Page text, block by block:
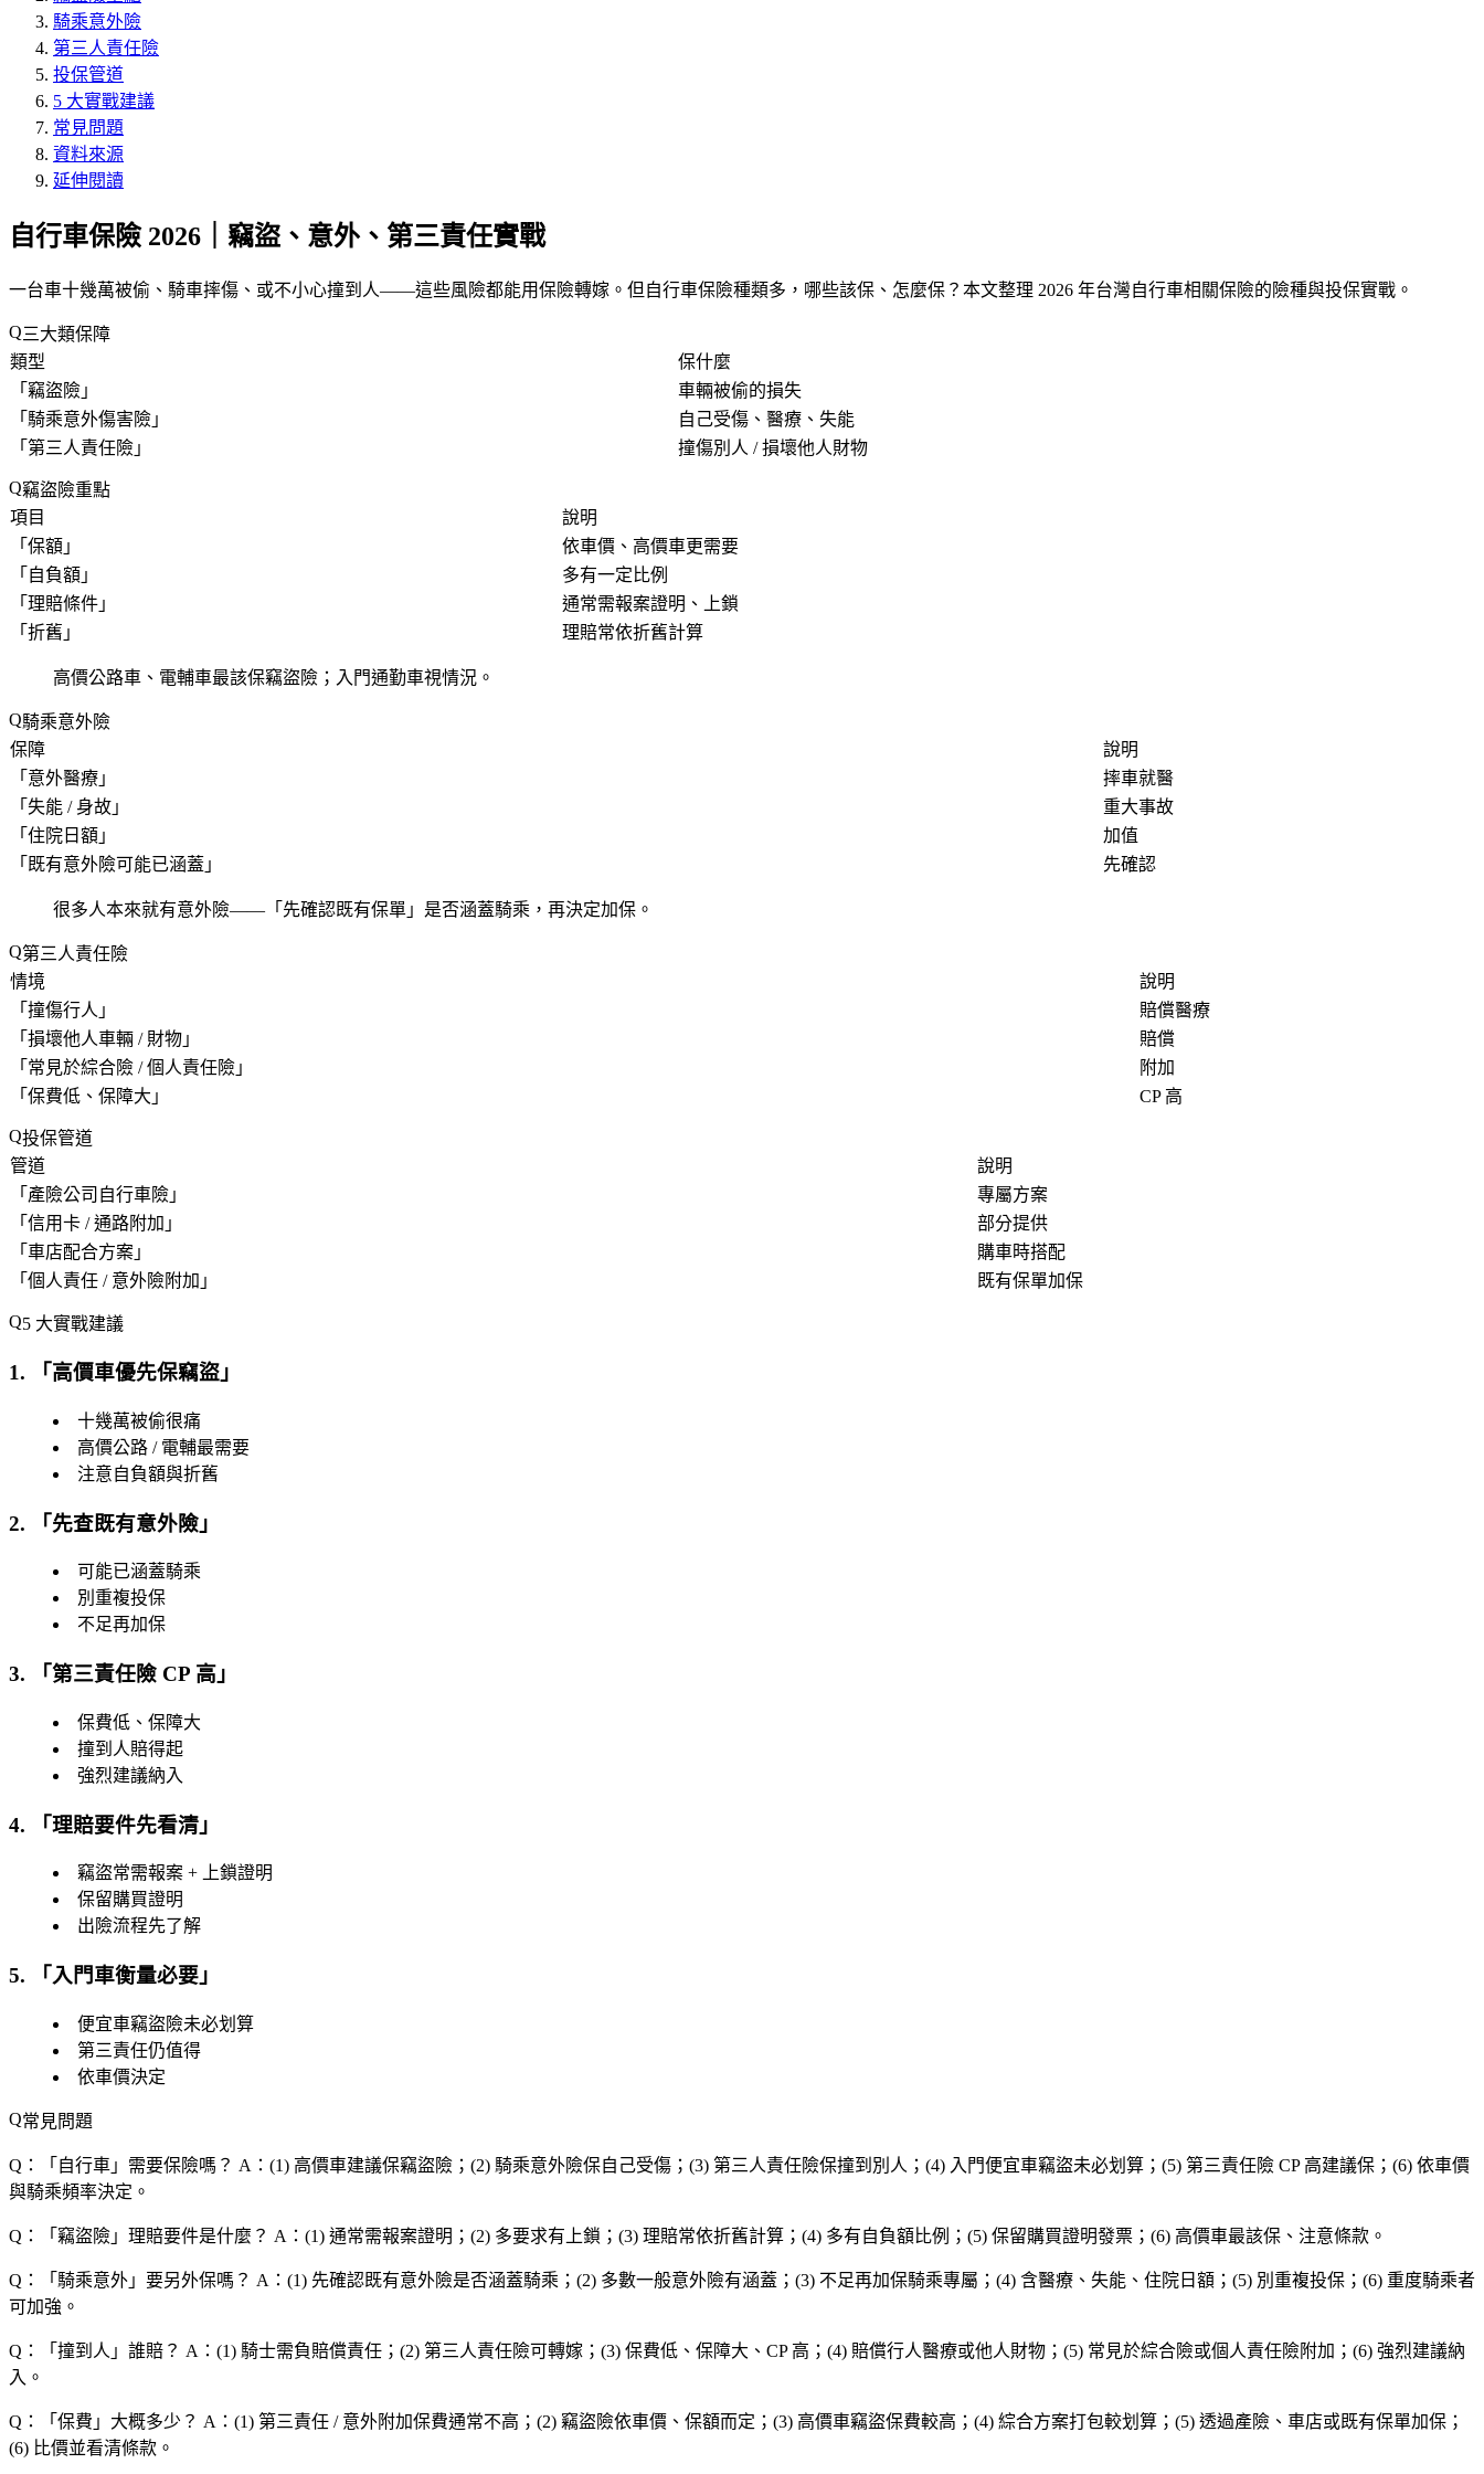
騎乘意外險
第三人責任險
投保管道
5 大實戰建議
常見問題
資料來源
延伸閱讀
自行車保險 2026｜竊盜、意外、第三責任實戰
一台車十幾萬被偷、騎車摔傷、或不小心撞到人——這些風險都能用保險轉嫁。但自行車保險種類多，哪些該保、怎麼保？本文整理 2026 年台灣自行車相關保險的險種與投保實戰。
三大類保障
類型
保什麼
「 竊盜險 」
車輛被偷的損失
「 騎乘意外傷害險 」
自己受傷、醫療、失能
「 第三人責任險 」 撞傷別人 / 損壞他人財物
竊盜險重點
項目
說明
「 保額 」
依車價、高價車更需要
「 自負額 」
多有一定比例
「 理賠條件 」
通常需報案證明、上鎖
「 折舊 」 理賠常依折舊計算
高價公路車、電輔車最該保竊盜險；入門通勤車視情況。
騎乘意外險
保障
說明
「 意外醫療 」
摔車就醫
「 失能 / 身故 」
重大事故
「 住院日額 」
加值
「 既有意外險可能已涵蓋 」 先確認
很多人本來就有意外險——「 先確認既有保單 」是否涵蓋騎乘，再決定加保。
第三人責任險
情境
說明
「 撞傷行人 」
賠償醫療
「 損壞他人車輛 / 財物 」
賠償
「 常見於綜合險 / 個人責任險 」
附加
「 保費低、保障大 」 CP 高
投保管道
管道
說明
「 產險公司自行車險 」
專屬方案
「 信用卡 / 通路附加 」
部分提供
「 車店配合方案 」
購車時搭配
「 個人責任 / 意外險附加 」 既有保單加保
5 大實戰建議
1. 「 高價車優先保竊盜 」
十幾萬被偷很痛
高價公路 / 電輔最需要
注意自負額與折舊
2. 「先查既有意外險 」
可能已涵蓋騎乘
別重複投保
不足再加保
3. 「第三責任險 CP 高 」
保費低、保障大
撞到人賠得起
強烈建議納入
4. 「理賠要件先看清 」
竊盜常需報案 + 上鎖證明
保留購買證明
出險流程先了解
5. 「 入門車衡量必要 」
便宜車竊盜險未必划算
第三責任仍值得
依車價決定
常見問題
Q：「 自行車 」需要保險嗎？ A：(1) 高價車建議保竊盜險；(2) 騎乘意外險保自己受傷；(3) 第三人責任險保撞到別人；(4) 入門便宜車竊盜未必划算；(5) 第三責任險 CP 高建議保；(6) 依車價
與騎乘頻率決定。
Q：「 竊盜險 」理賠要件是什麼？ A：(1) 通常需報案證明；(2) 多要求有上鎖；(3) 理賠常依折舊計算；(4) 多有自負額比例；(5) 保留購買證明發票；(6) 高價車最該保、注意條款。
Q：「 騎乘意外 」要另外保嗎？ A：(1) 先確認既有意外險是否涵蓋騎乘；(2) 多數一般意外險有涵蓋；(3) 不足再加保騎乘專屬；(4) 含醫療、失能、住院日額；(5) 別重複投保；(6) 重度騎乘者
可加強。
Q：「 撞到人 」誰賠？ A：(1) 騎士需負賠償責任；(2) 第三人責任險可轉嫁；(3) 保費低、保障大、CP 高；(4) 賠償行人醫療或他人財物；(5) 常見於綜合險或個人責任險附加；(6) 強烈建議納
入。
Q：「 保費 」大概多少？ A：(1) 第三責任 / 意外附加保費通常不高；(2) 竊盜險依車價、保額而定；(3) 高價車竊盜保費較高；(4) 綜合方案打包較划算；(5) 透過產險、車店或既有保單加保；
(6) 比價並看清條款。